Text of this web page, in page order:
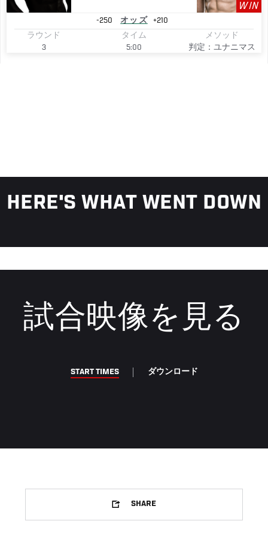
WIN
-250 オッズ
+210
ラウンド
3
タイム
5:00
メソッド
判定：ユナニマス
HERE'S WHAT WENT DOWN
試合映像を見る
START TIMES ダウンロード
SHARE